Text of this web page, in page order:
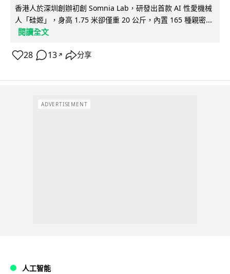
香港人於深圳創辦初創 Somnia Lab，研發出首款 AI 性愛機械
人「硅姬」，身高 1.75 米卻僅重 20 公斤，內置 165 種親密...
閱讀全文
28 13 ↗ 分享
ADVERTISEMENT
人工智能